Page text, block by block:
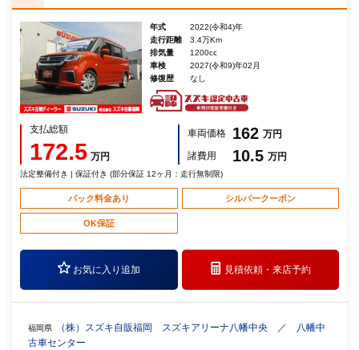
年式
2022(令和4)年
走行距離
3.4万Km
排気量
1200cc
車検
2027(令和9)年02月
修復歴
なし
支払総額
172.5 万円
車両価格 162 万円
諸費用
10.5 万円
法定整備付き | 保証付き (部分保証 12ヶ月：走行無制限)
パック料金あり シルバークーポン
OK保証
お気に入り追加 見積依頼・来店予約
福岡県
（株）スズキ自販福岡 スズキアリーナ八幡中央 ／ 八幡中
古車センター